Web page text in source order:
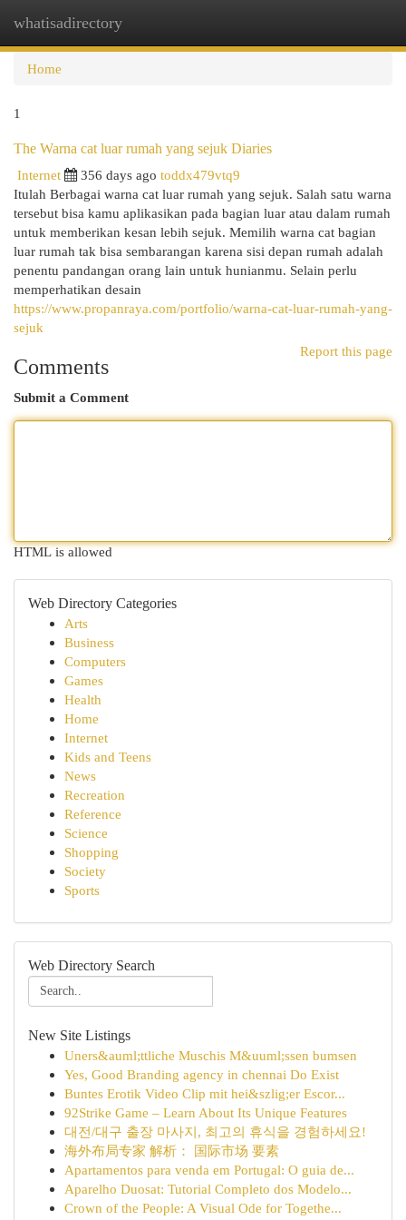
whatisadirectory
Home
1
The Warna cat luar rumah yang sejuk Diaries
Internet
356 days ago toddx479vtq9
Itulah Berbagai warna cat luar rumah yang sejuk. Salah satu warna
tersebut bisa kamu aplikasikan pada bagian luar atau dalam rumah
untuk memberikan kesan lebih sejuk. Memilih warna cat bagian
luar rumah tak bisa sembarangan karena sisi depan rumah adalah
penentu pandangan orang lain untuk hunianmu. Selain perlu
memperhatikan desain
https://www.propanraya.com/portfolio/warna-cat-luar-rumah-yang-
sejuk
Report this page
Comments
Submit a Comment
HTML is allowed
Web Directory Categories
Arts
Business
Computers
Games
Health
Home
Internet
Kids and Teens
News
Recreation
Reference
Science
Shopping
Society
Sports
Web Directory Search
New Site Listings
Uners&auml;ttliche Muschis M&uuml;ssen bumsen
Yes, Good Branding agency in chennai Do Exist
Buntes Erotik Video Clip mit hei&szlig;er Escor...
92Strike Game – Learn About Its Unique Features
대전/대구 출장 마사지, 최고의 휴식을 경험하세요!
海外布局专家 解析： 国际市场 要素
Apartamentos para venda em Portugal: O guia de...
Aparelho Duosat: Tutorial Completo dos Modelo...
Crown of the People: A Visual Ode for Togethe...